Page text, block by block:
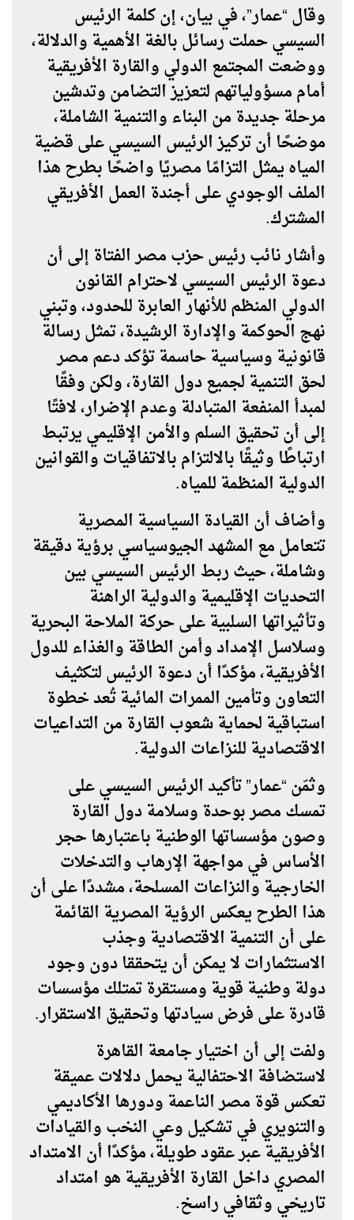
وقال “عمار”، في بيان، إن كلمة الرئيس
السيسي حملت رسائل بالغة الأهمية والدلالة،
ووضعت المجتمع الدولي والقارة الأفريقية
أمام مسؤولياتهم لتعزيز التضامن وتدشين
مرحلة جديدة من البناء والتنمية الشاملة،
موضحًا أن تركيز الرئيس السيسي على قضية
المياه يمثل التزامًا مصريًا واضحًا بطرح هذا
الملف الوجودي على أجندة العمل الأفريقي
المشترك.
وأشار نائب رئيس حزب مصر الفتاة إلى أن
دعوة الرئيس السيسي لاحترام القانون
الدولي المنظم للأنهار العابرة للحدود، وتبني
نهج الحوكمة والإدارة الرشيدة، تمثل رسالة
قانونية وسياسية حاسمة تؤكد دعم مصر
لحق التنمية لجميع دول القارة، ولكن وفقًا
لمبدأ المنفعة المتبادلة وعدم الإضرار، لافتًا
إلى أن تحقيق السلم والأمن الإقليمي يرتبط
ارتباطًا وثيقًا بالالتزام بالاتفاقيات والقوانين
الدولية المنظمة للمياه.
وأضاف أن القيادة السياسية المصرية
تتعامل مع المشهد الجيوسياسي برؤية دقيقة
وشاملة، حيث ربط الرئيس السيسي بين
التحديات الإقليمية والدولية الراهنة
وتأثيراتها السلبية على حركة الملاحة البحرية
وسلاسل الإمداد وأمن الطاقة والغذاء للدول
الأفريقية، مؤكدًا أن دعوة الرئيس لتكثيف
التعاون وتأمين الممرات المائية تُعد خطوة
استباقية لحماية شعوب القارة من التداعيات
الاقتصادية للنزاعات الدولية.
وثمّن “عمار” تأكيد الرئيس السيسي على
تمسك مصر بوحدة وسلامة دول القارة
وصون مؤسساتها الوطنية باعتبارها حجر
الأساس في مواجهة الإرهاب والتدخلات
الخارجية والنزاعات المسلحة، مشددًا على أن
هذا الطرح يعكس الرؤية المصرية القائمة
على أن التنمية الاقتصادية وجذب
الاستثمارات لا يمكن أن يتحققا دون وجود
دولة وطنية قوية ومستقرة تمتلك مؤسسات
قادرة على فرض سيادتها وتحقيق الاستقرار.
ولفت إلى أن اختيار جامعة القاهرة
لاستضافة الاحتفالية يحمل دلالات عميقة
تعكس قوة مصر الناعمة ودورها الأكاديمي
والتنويري في تشكيل وعي النخب والقيادات
الأفريقية عبر عقود طويلة، مؤكدًا أن الامتداد
المصري داخل القارة الأفريقية هو امتداد
تاريخي وثقافي راسخ.